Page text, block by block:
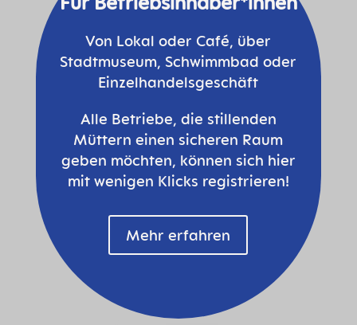
Von Lokal oder Café, über
Stadtmuseum, Schwimmbad oder
Einzelhandelsgeschäft
Alle Betriebe, die stillenden
Müttern einen sicheren Raum
geben möchten, können sich hier
mit wenigen Klicks registrieren!
Mehr erfahren